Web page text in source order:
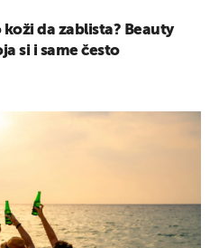
da zablista? Beauty
si i same često